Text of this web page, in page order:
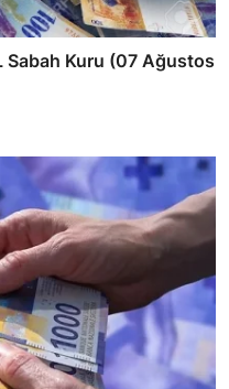
Sabah Kuru (07 Ağustos